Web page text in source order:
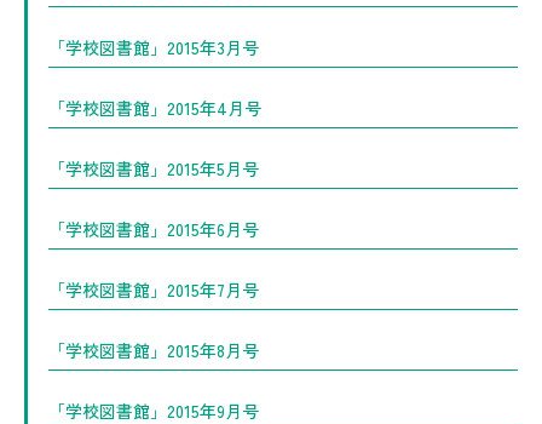
「学校図書館」2015年3月号
「学校図書館」2015年4月号
「学校図書館」2015年5月号
「学校図書館」2015年6月号
「学校図書館」2015年7月号
「学校図書館」2015年8月号
「学校図書館」2015年9月号